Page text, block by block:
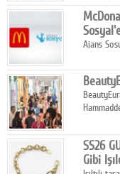
tamamladı.
Ajans
SS26
Gibi